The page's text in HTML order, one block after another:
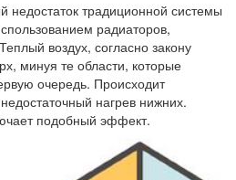
недостаток традиционной системы
радиаторов,
воздух, согласно закону
минуя те области, которые
очередь. Происходит
нагрев нижних.
подобный эффект.